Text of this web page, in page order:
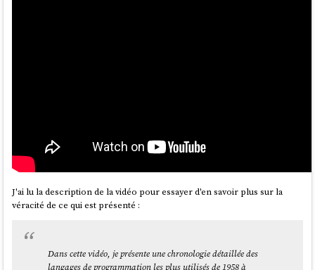
J'ai lu la description de la vidéo pour essayer d'en savoir plus sur la
véracité de ce qui est présenté :
Dans cette vidéo, je présente une chronologie détaillée des
langages de programmation les plus utilisés de 1958 à